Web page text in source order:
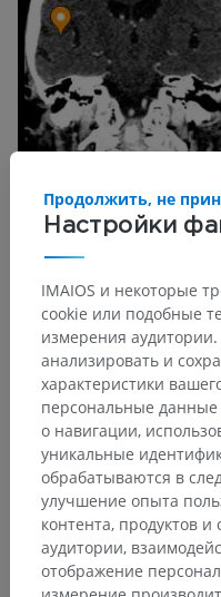
Анатомическая
Анатомия человека 2
Человеческое тело>
Нервная система>
Настройки
Продолжить, не
IMAIOS и некоторые
cookie или подобные
измерения
анализировать и
характеристики
персональные
о навигации,
уникальные
обрабатываются в
улучшение опыта
контента, продуктов
аудитории,
отображение